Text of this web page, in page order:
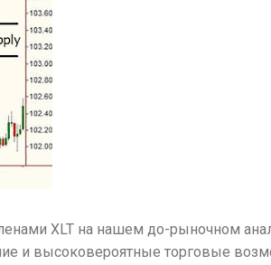
XLT на нашем до-рыночном
и высоковероятные торговые